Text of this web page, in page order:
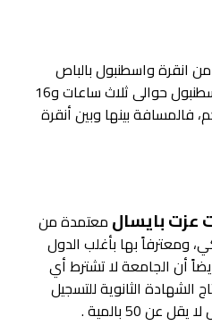
انقرة واسطنبول بالباص
تستغرق الرحلة ما بين بولو اسطنبول حوالى ثلاث ساعات و16
تقريبا بمسافة 265 كم، فالمسافة بينها وبين أنقرة
عزت بايسال معتمدة من
ومعترفاً بها بأغلب الدول
أن الجامعة لا تشترط أي
الشهادة الثانوية للتسجيل
50 بالمية .